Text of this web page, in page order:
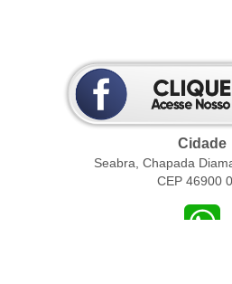
Cidade
Seabra, Chapada
CEP 46900